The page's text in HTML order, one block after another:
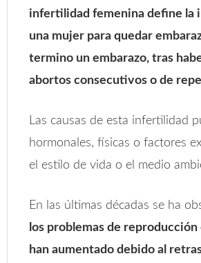
infertilidad femenina define la
una mujer para quedar
termino un embarazo, tras
abortos consecutivos o de
Las causas de esta infertilidad
hormonales, físicas o factores
el estilo de vida o el medio
En las últimas décadas se ha
los problemas de reproducción
han aumentado debido al